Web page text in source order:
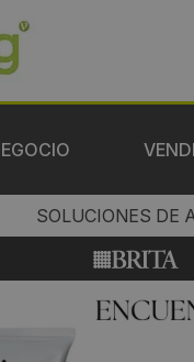
SOLUCIONES DE